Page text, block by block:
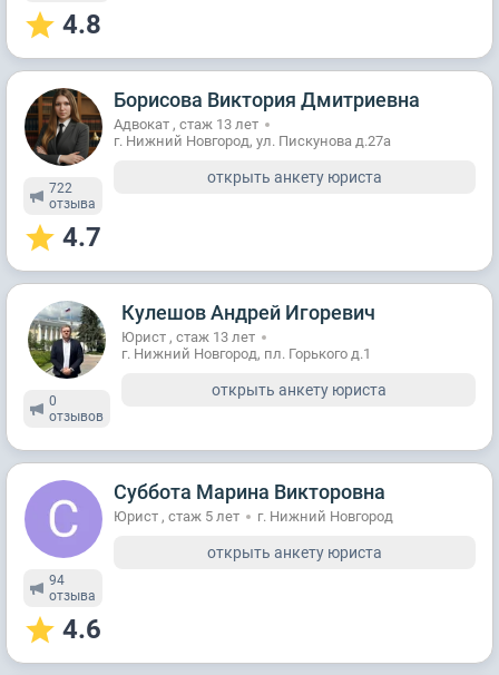
4.8
722
отзывa
4.7
Борисова Виктория Дмитриевна
Адвокат , стаж 13 лет
г. Нижний Новгород, ул. Пискунова д.27а
открыть анкету юриста
0
отзывов
Кулешов Андрей Игоревич
Юрист , стаж 13 лет
г. Нижний Новгород, пл. Горького д.1
открыть анкету юриста
94
отзывa
4.6
Суббота Марина Викторовна
Юрист , стаж 5 лет г. Нижний Новгород
открыть анкету юриста